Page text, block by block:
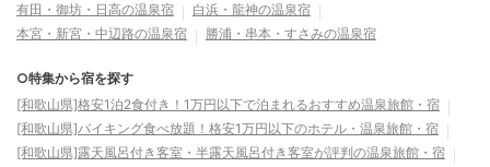
有田・御坊・日高の温泉宿
白浜・龍神の温泉宿
本宮・新宮・中辺路の温泉宿
勝浦・串本・すさみの温泉宿
○特集から宿を探す
[和歌山県]格安1泊2食付き！1万円以下で泊まれるおすすめ温泉旅館・宿
[和歌山県]バイキング食べ放題！格安1万円以下のホテル・温泉旅館・宿
[和歌山県]露天風呂付き客室・半露天風呂付き客室が評判の温泉旅館・宿